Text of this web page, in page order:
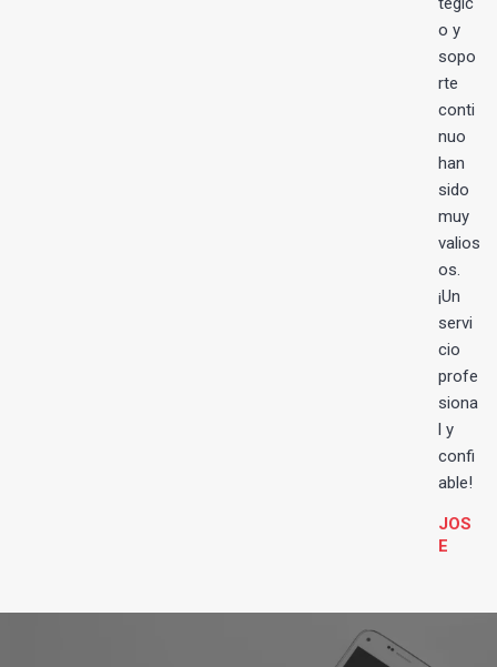
o y
sopo
rte
conti
nuo
han
sido
muy
valios
os.
¡Un
servi
cio
profe
siona
l y
confi
able!
JOS
E